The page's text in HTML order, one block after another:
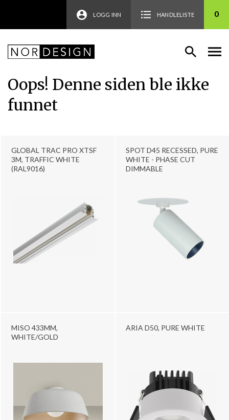
LOGG INN HANDLELISTE 0
Oops! Denne siden ble ikke
funnet
GLOBAL TRAC PRO XTSF
3M, TRAFFIC WHITE
(RAL9016)
SPOT D45 RECESSED, PURE
WHITE - PHASE CUT
DIMMABLE
MISO 433MM,
WHITE/GOLD
ARIA D50, PURE WHITE